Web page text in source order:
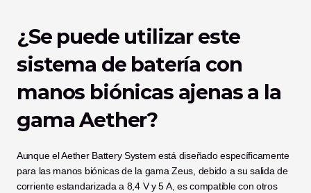
¿Se puede utilizar este
sistema de batería con
manos biónicas ajenas a la
gama Aether?
Aunque el Aether Battery System está diseñado específicamente
para las manos biónicas de la gama Zeus, debido a su salida de
corriente estandarizada a 8,4 V y 5 A, es compatible con otros